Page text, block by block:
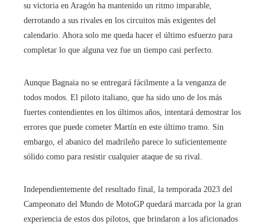
su victoria en Aragón ha mantenido un ritmo imparable,
derrotando a sus rivales en los circuitos más exigentes del
calendario. Ahora solo me queda hacer el último esfuerzo para
completar lo que alguna vez fue un tiempo casi perfecto.
Aunque Bagnaia no se entregará fácilmente a la venganza de
todos modos. El piloto italiano, que ha sido uno de los más
fuertes contendientes en los últimos años, intentará demostrar los
errores que puede cometer Martín en este último tramo. Sin
embargo, el abanico del madrileño parece lo suficientemente
sólido como para resistir cualquier ataque de su rival.
Independientemente del resultado final, la temporada 2023 del
Campeonato del Mundo de MotoGP quedará marcada por la gran
experiencia de estos dos pilotos, que brindaron a los aficionados